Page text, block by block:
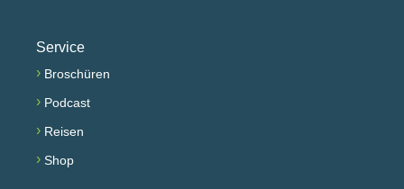
Service
› Broschüren
› Podcast
› Reisen
› Shop